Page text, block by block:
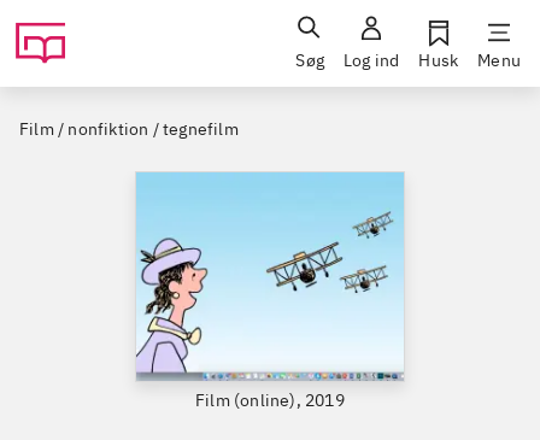
Søg Log ind Husk Menu
Film / nonfiktion / tegnefilm
Film (online), 2019